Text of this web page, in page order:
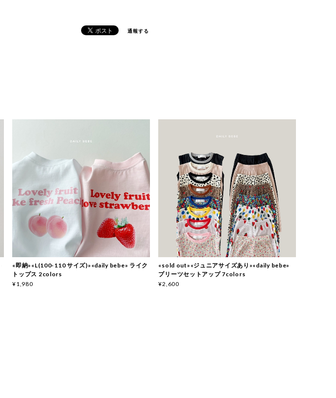
通報する
«即納»«L(100-110 サイズ)»«daily bebe» ライク
トップス 2colors
¥1,980
«sold out»«ジュニアサイズあり»«daily bebe»
プリーツセットアップ 7colors
¥2,600